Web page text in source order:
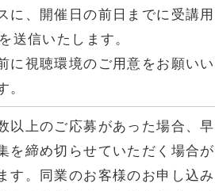
に、開催日の前日までに受講
送信いたします。
に視聴環境のご用意をお願いい
。
以上のご応募があった場合、
を締め切らせていただく場合
す。同業のお客様のお申し込